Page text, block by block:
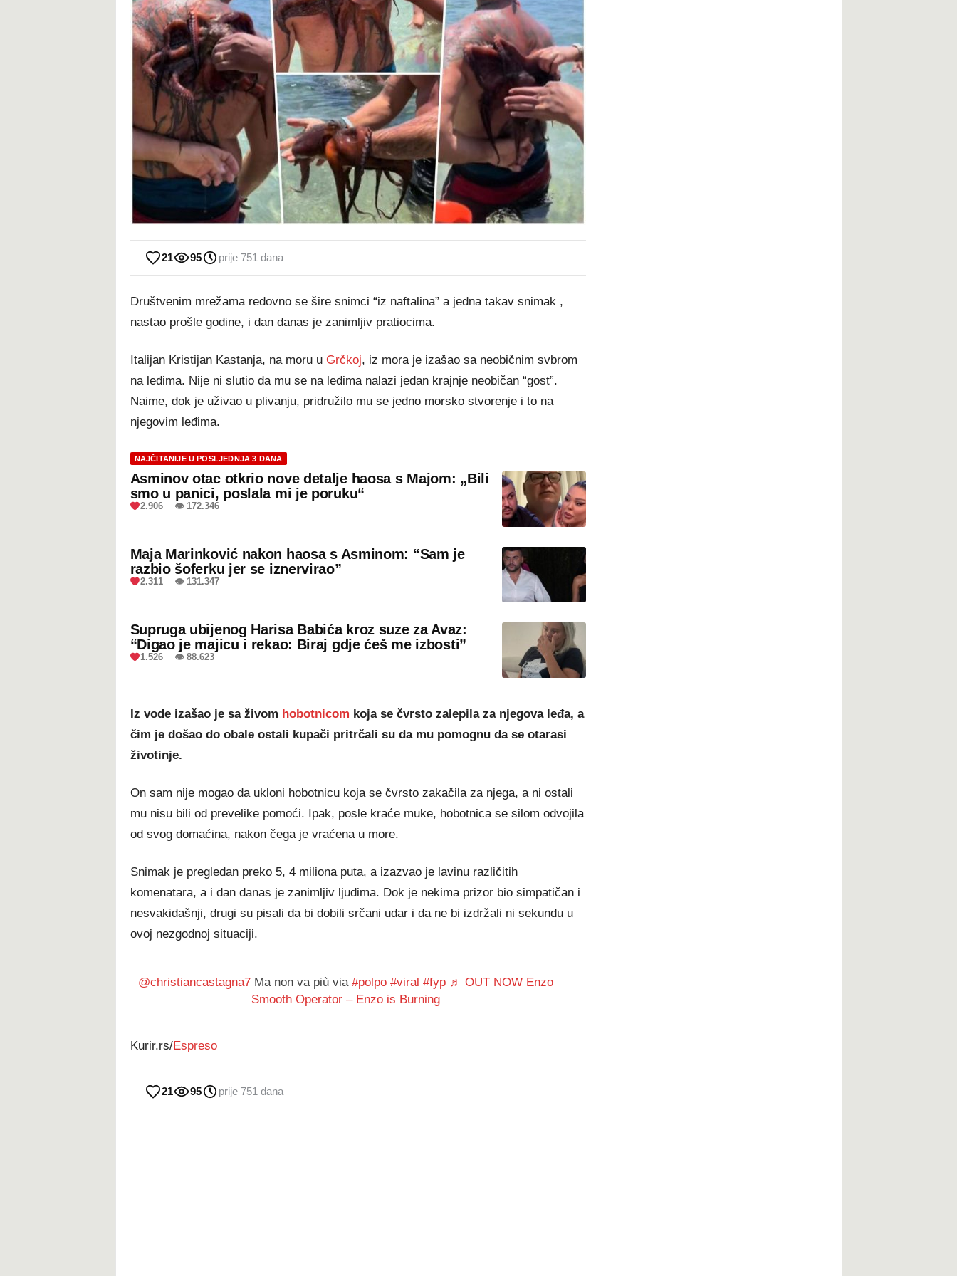
21 95 prije 751 dana
Društvenim mrežama redovno se šire snimci “iz naftalina” a jedna takav snimak ,
nastao prošle godine, i dan danas je zanimljiv pratiocima.
Italijan Kristijan Kastanja, na moru u Grčkoj, iz mora je izašao sa neobičnim svbrom
na leđima. Nije ni slutio da mu se na leđima nalazi jedan krajnje neobičan “gost”.
Naime, dok je uživao u plivanju, pridružilo mu se jedno morsko stvorenje i to na
njegovim leđima.
NAJČITANIJE U POSLJEDNJA 3 DANA
Asminov otac otkrio nove detalje haosa s Majom: „Bili
smo u panici, poslala mi je poruku“
2.906 👁 172.346
Maja Marinković nakon haosa s Asminom: “Sam je
razbio šoferku jer se iznervirao”
2.311 👁 131.347
Supruga ubijenog Harisa Babića kroz suze za Avaz:
“Digao je majicu i rekao: Biraj gdje ćeš me izbosti”
1.526 👁 88.623
Iz vode izašao je sa živom hobotnicom koja se čvrsto zalepila za njegova leđa, a
čim je došao do obale ostali kupači pritrčali su da mu pomognu da se otarasi
životinje.
On sam nije mogao da ukloni hobotnicu koja se čvrsto zakačila za njega, a ni ostali
mu nisu bili od prevelike pomoći. Ipak, posle kraće muke, hobotnica se silom odvojila
od svog domaćina, nakon čega je vraćena u more.
Snimak je pregledan preko 5, 4 miliona puta, a izazvao je lavinu različitih
komenatara, a i dan danas je zanimljiv ljudima. Dok je nekima prizor bio simpatičan i
nesvakidašnji, drugi su pisali da bi dobili srčani udar i da ne bi izdržali ni sekundu u
ovoj nezgodnoj situaciji.
@christiancastagna7Ma non va più via #polpo #viral #fyp ♬ OUT NOW Enzo
Smooth Operator – Enzo is Burning
Kurir.rs/Espreso
21 95 prije 751 dana